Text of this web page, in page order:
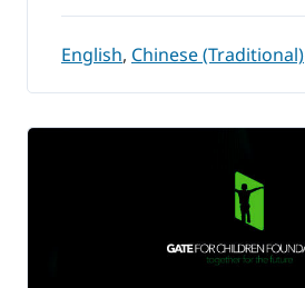
English, Chinese (Traditional)